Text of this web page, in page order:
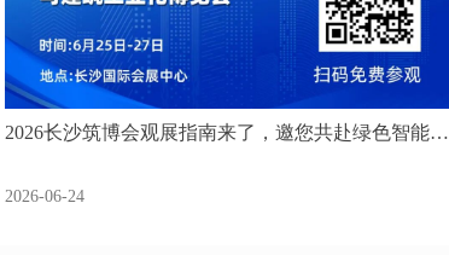
2026长沙筑博会观展指南来了，邀您共赴绿色智能建
2026-06-24